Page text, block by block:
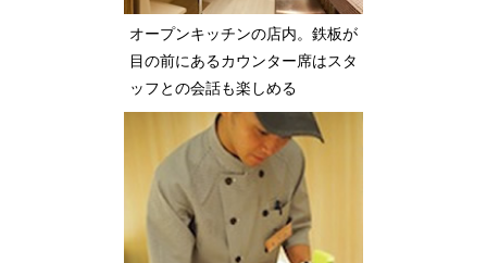
オープンキッチンの店内。鉄板が
目の前にあるカウンター席はスタ
ッフとの会話も楽しめる